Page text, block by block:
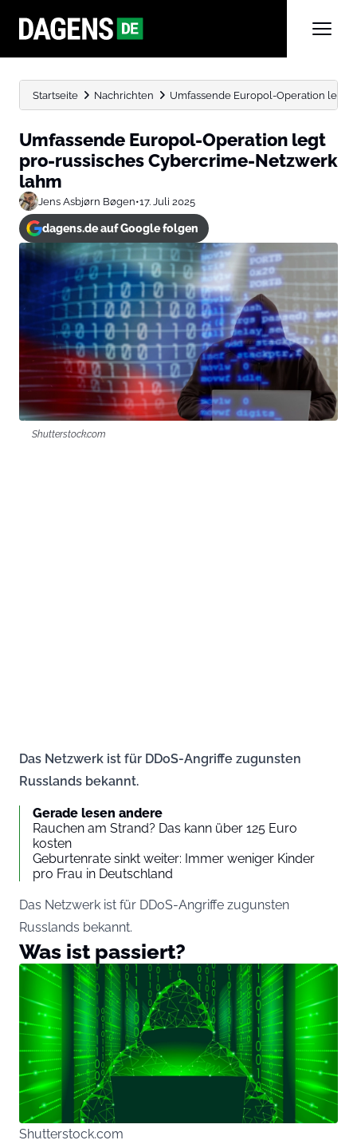
Startseite Nachrichten Umfassende Europol-Operation legt
Umfassende Europol-Operation legt
pro-russisches Cybercrime-Netzwerk
lahm
Jens Asbjørn Bøgen•17. Juli 2025
dagens.de auf Google folgen
Shutterstock.com
Das Netzwerk ist für DDoS-Angriffe zugunsten
Russlands bekannt.
Gerade lesen andere
Rauchen am Strand? Das kann über 125 Euro
kosten
Geburtenrate sinkt weiter: Immer weniger Kinder
pro Frau in Deutschland
Das Netzwerk ist für DDoS-Angriffe zugunsten
Russlands bekannt.
Was ist passiert?
Shutterstock.com